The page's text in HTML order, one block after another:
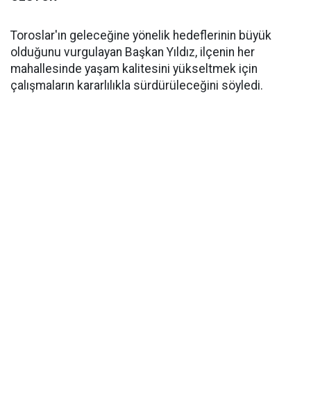
Toroslar'ın geleceğine yönelik hedeflerinin büyük
olduğunu vurgulayan Başkan Yıldız, ilçenin her
mahallesinde yaşam kalitesini yükseltmek için
çalışmaların kararlılıkla sürdürüleceğini söyledi.